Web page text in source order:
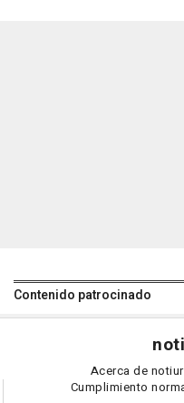
Contenido patrocinado
noti
Acerca de
Cumplimiento